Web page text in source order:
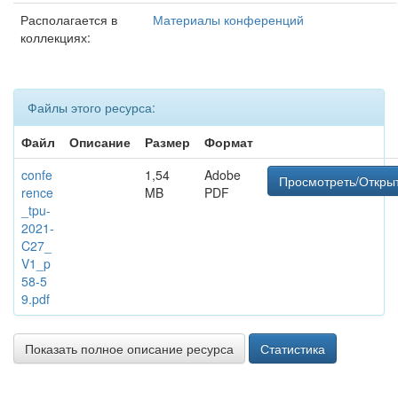
Располагается в
коллекциях:
Материалы конференций
Файлы этого ресурса:
Файл
Описание Размер
Формат
confe
rence
_tpu-
2021-
C27_
V1_p
58-5
9.pdf
1,54
MB
Adobe
PDF
Просмотреть/
Показать полное описание ресурса Статистика